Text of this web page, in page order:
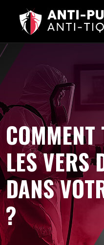
LES VERS
DANS
?